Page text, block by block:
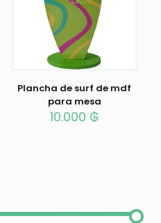
Plancha de surf de mdf
para mesa
10.000 ₲